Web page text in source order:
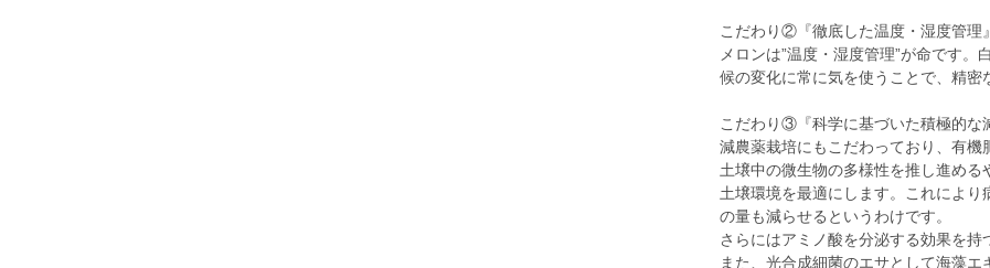
こだわり②『徹底した温度・湿度管理』
メロンは”温度・湿度管理”が命です
候の変化に常に気を使うことで、精密
こだわり③『科学に基づいた積極的な
減農薬栽培にもこだわっており、有
土壌中の微生物の多様性を推し進める
土壌環境を最適にします。これによ
の量も減らせるというわけです。
さらにはアミノ酸を分泌する効果を持
また、光合成細菌のエサとして海藻エ